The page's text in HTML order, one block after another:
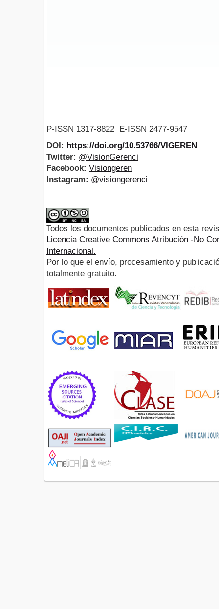
P-ISSN 1317-8822 E-ISSN 2477-9547
DOI: https://doi.org/10.53766/VIGEREN
Twitter: @VisionGerenci
Facebook: Visiongeren
Instagram: @visiongerenci
Todos los documentos publicados en esta
Licencia Creative Commons Atribución -No
Internacional.
Por lo que el envío, procesamiento y
totalmente gratuito.